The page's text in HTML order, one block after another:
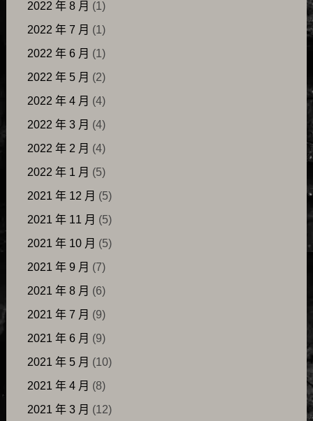
2022 年 8 月 (1)
2022 年 7 月 (1)
2022 年 6 月 (1)
2022 年 5 月 (2)
2022 年 4 月 (4)
2022 年 3 月 (4)
2022 年 2 月 (4)
2022 年 1 月 (5)
2021 年 12 月 (5)
2021 年 11 月 (5)
2021 年 10 月 (5)
2021 年 9 月 (7)
2021 年 8 月 (6)
2021 年 7 月 (9)
2021 年 6 月 (9)
2021 年 5 月 (10)
2021 年 4 月 (8)
2021 年 3 月 (12)